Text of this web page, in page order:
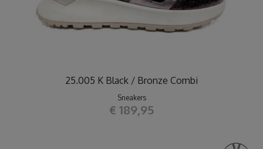
25.005 K Black / Bronze Combi
Sneakers
€ 189,95